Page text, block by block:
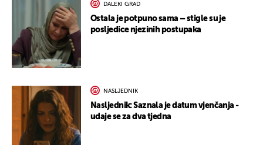
DALEKI GRAD
Ostala je potpuno sama – stigle su je
posljedice njezinih postupaka
NASLJEDNIK
Nasljednik: Saznala je datum vjenčanja -
udaje se za dva tjedna